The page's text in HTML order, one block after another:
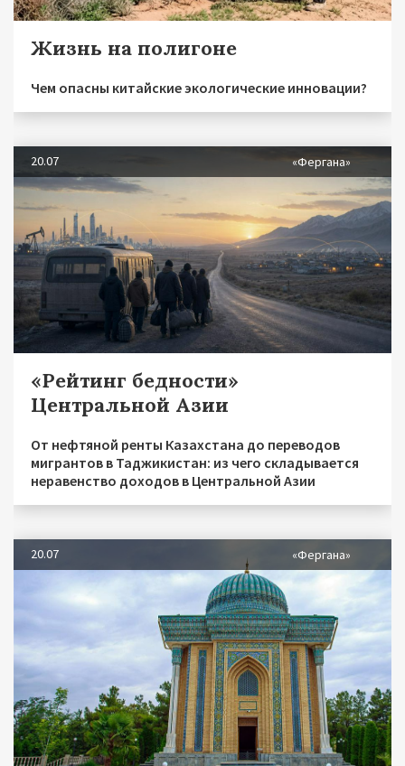
Жизнь на полигоне
Чем опасны китайские экологические инновации?
20.07 «Фергана»
«Рейтинг бедности»
Центральной Азии
От нефтяной ренты Казахстана до переводов
мигрантов в Таджикистан: из чего складывается
неравенство доходов в Центральной Азии
20.07 «Фергана»